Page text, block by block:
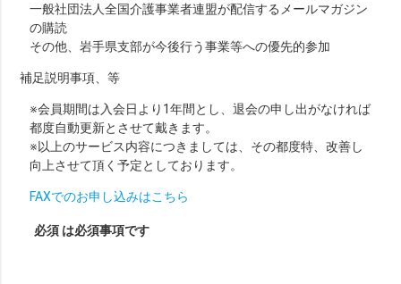
一般社団法人全国介護事業者連盟が配信するメールマガジン
の購読
その他、岩手県支部が今後行う事業等への優先的参加
補足説明事項、等
※会員期間は入会日より1年間とし、退会の申し出がなければ
都度自動更新とさせて戴きます。
※以上のサービス内容につきましては、その都度特、改善し
向上させて頂く予定としております。
FAXでのお申し込みはこちら
必須は必須事項です